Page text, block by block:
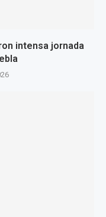
intensa jornada